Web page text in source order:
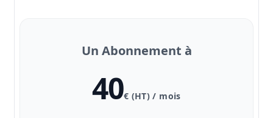
Un Abonnement à
40€ (HT) / mois